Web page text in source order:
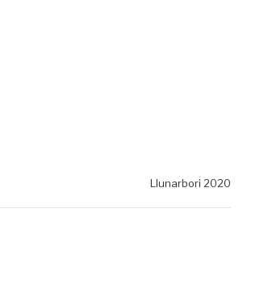
Llunarbori 2020